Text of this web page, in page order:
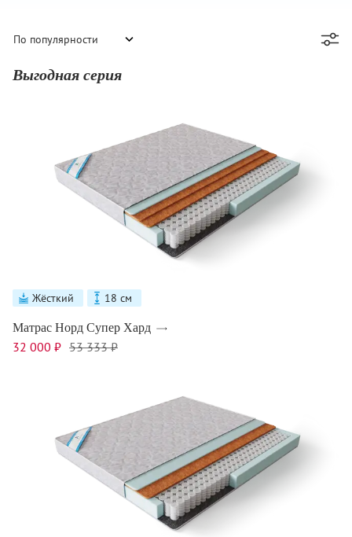
Выгодная серия
Жёсткий 18 см
Матрас Норд Супер Хард
32 000 ₽ 53 333 ₽